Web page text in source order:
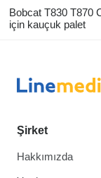
Bobcat T830 T870
için kauçuk palet
Şirket
Hakkımızda